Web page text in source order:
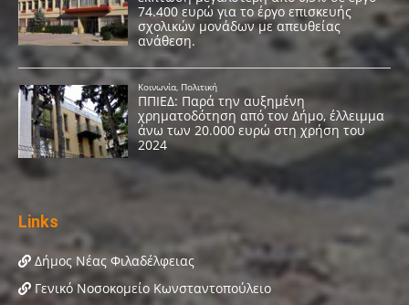
Links
Δήμος Νέας Φιλαδέλφειας
Γενικό Νοσοκομείο Κωνσταντοπούλειο